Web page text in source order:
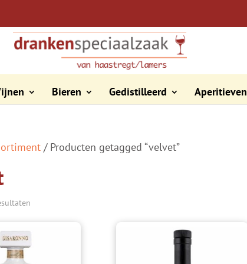
Bieren Gedistilleerd Aperitieven
/ Producten getagged “velvet”